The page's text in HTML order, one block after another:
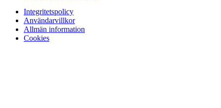
Integritetspolicy
Användarvillkor
Allmän information
Cookies